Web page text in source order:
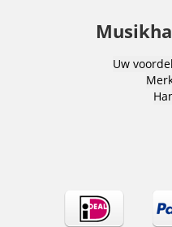
Uw